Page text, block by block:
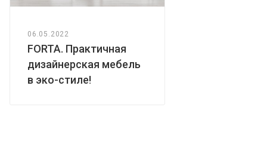
Регулируемые по высоте опоры обеспечат столу
06.05.2022
FORTA. Практичная
дизайнерская мебель
в эко-стиле!